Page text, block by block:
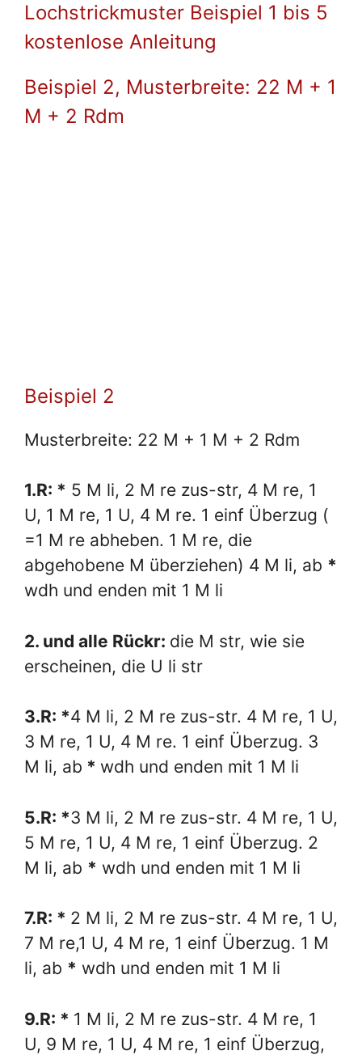
Lochstrickmuster Beispiel 1 bis 5
kostenlose Anleitung
Beispiel 2, Musterbreite: 22 M + 1
M + 2 Rdm
Beispiel 2
Musterbreite: 22 M + 1 M + 2 Rdm
1.R: * 5 M li, 2 M re zus-str, 4 M re, 1
U, 1 M re, 1 U, 4 M re. 1 einf Überzug (
=1 M re abheben. 1 M re, die
abgehobene M überziehen) 4 M li, ab *
wdh und enden mit 1 M li
2. und alle Rückr: die M str, wie sie
erscheinen, die U li str
3.R: *4 M li, 2 M re zus-str. 4 M re, 1 U,
3 M re, 1 U, 4 M re. 1 einf Überzug. 3
M li, ab * wdh und enden mit 1 M li
5.R: *3 M li, 2 M re zus-str. 4 M re, 1 U,
5 M re, 1 U, 4 M re, 1 einf Überzug. 2
M li, ab * wdh und enden mit 1 M li
7.R: * 2 M li, 2 M re zus-str. 4 M re, 1 U,
7 M re,1 U, 4 M re, 1 einf Überzug. 1 M
li, ab * wdh und enden mit 1 M li
9.R: * 1 M li, 2 M re zus-str. 4 M re, 1
U, 9 M re, 1 U, 4 M re, 1 einf Überzug,